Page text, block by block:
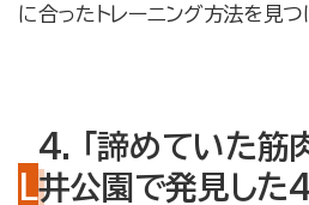
に合ったトレーニング方法を見つ
4. 「諦めていた筋
井公園で発見した